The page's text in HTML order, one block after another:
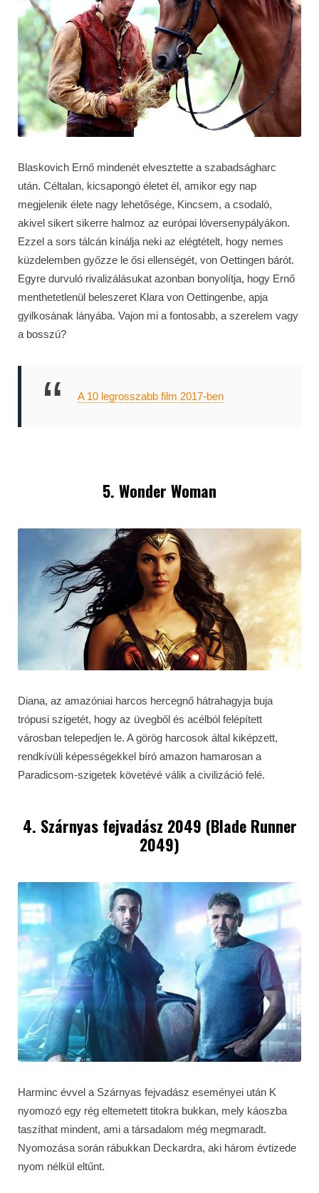
Blaskovich Ernő mindenét elvesztette a szabadságharc
után. Céltalan, kicsapongó életet él, amikor egy nap
megjelenik élete nagy lehetősége, Kincsem, a csodaló,
akivel sikert sikerre halmoz az európai lóversenypályákon.
Ezzel a sors tálcán kínálja neki az elégtételt, hogy nemes
küzdelemben győzze le ősi ellenségét, von Oettingen bárót.
Egyre durvuló rivalizálásukat azonban bonyolítja, hogy Ernő
menthetetlenül beleszeret Klara von Oettingenbe, apja
gyilkosának lányába. Vajon mi a fontosabb, a szerelem vagy
a bosszú?
A 10 legrosszabb film 2017-ben
5. Wonder Woman
Diana, az amazóniai harcos hercegnő hátrahagyja buja
trópusi szigetét, hogy az üvegből és acélból felépített
városban telepedjen le. A görög harcosok által kiképzett,
rendkívüli képességekkel bíró amazon hamarosan a
Paradicsom-szigetek követévé válik a civilizáció felé.
4. Szárnyas fejvadász 2049 (Blade Runner
2049)
Harminc évvel a Szárnyas fejvadász eseményei után K
nyomozó egy rég eltemetett titokra bukkan, mely káoszba
taszíthat mindent, ami a társadalom még megmaradt.
Nyomozása során rábukkan Deckardra, aki három évtizede
nyom nélkül eltűnt.